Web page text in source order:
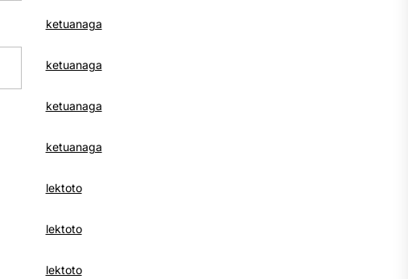
ketuanaga
ketuanaga
ketuanaga
ketuanaga
lektoto
lektoto
lektoto